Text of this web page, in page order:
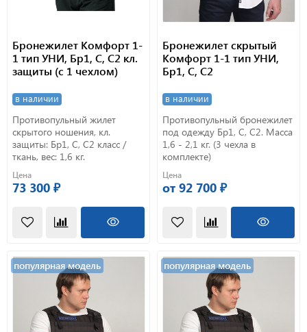
Бронежилет Комфорт 1-
1 тип УНИ, Бр1, С, С2 кл.
защиты (с 1 чехлом)
в наличии
Противопульный жилет
скрытого ношения, кл.
защиты: Бр1, С, С2 класс /
ткань, вес: 1,6 кг.
Цена
73 300 ₽
Бронежилет скрытый
Комфорт 1-1 тип УНИ,
Бр1, С, С2
в наличии
Противопульный бронежилет
под одежду Бр1, С, С2. Масса
1,6 - 2,1 кг. (3 чехла в
комплекте)
Цена
от 92 700 ₽
популярная модель популярная модель